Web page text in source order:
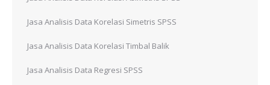
Jasa Analisis Data Korelasi Simetris SPSS
Jasa Analisis Data Korelasi Timbal Balik
Jasa Analisis Data Regresi SPSS